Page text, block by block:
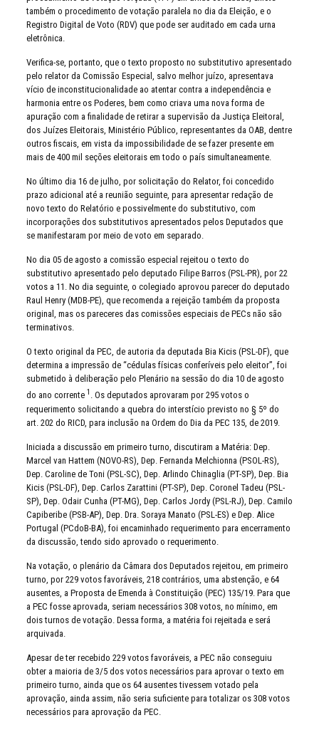
também o procedimento de votação paralela no dia da Eleição, e o
Registro Digital de Voto (RDV) que pode ser auditado em cada urna
eletrônica.
Verifica-se, portanto, que o texto proposto no substitutivo apresentado
pelo relator da Comissão Especial, salvo melhor juízo, apresentava
vício de inconstitucionalidade ao atentar contra a independência e
harmonia entre os Poderes, bem como criava uma nova forma de
apuração com a finalidade de retirar a supervisão da Justiça Eleitoral,
dos Juízes Eleitorais, Ministério Público, representantes da OAB, dentre
outros fiscais, em vista da impossibilidade de se fazer presente em
mais de 400 mil seções eleitorais em todo o país simultaneamente.
No último dia 16 de julho, por solicitação do Relator, foi concedido
prazo adicional até a reunião seguinte, para apresentar redação de
novo texto do Relatório e possivelmente do substitutivo, com
incorporações dos substitutivos apresentados pelos Deputados que
se manifestaram por meio de voto em separado.
No dia 05 de agosto a comissão especial rejeitou o texto do
substitutivo apresentado pelo deputado Filipe Barros (PSL-PR), por 22
votos a 11. No dia seguinte, o colegiado aprovou parecer do deputado
Raul Henry (MDB-PE), que recomenda a rejeição também da proposta
original, mas os pareceres das comissões especiais de PECs não são
terminativos.
O texto original da PEC, de autoria da deputada Bia Kicis (PSL-DF), que
determina a impressão de “cédulas físicas conferíveis pelo eleitor”, foi
submetido à deliberação pelo Plenário na sessão do dia 10 de agosto
do ano corrente 1 . Os deputados aprovaram por 295 votos o
requerimento solicitando a quebra do interstício previsto no § 5º do
art. 202 do RICD, para inclusão na Ordem do Dia da PEC 135, de 2019.
Iniciada a discussão em primeiro turno, discutiram a Matéria: Dep.
Marcel van Hattem (NOVO-RS), Dep. Fernanda Melchionna (PSOL-RS),
Dep. Caroline de Toni (PSL-SC), Dep. Arlindo Chinaglia (PT-SP), Dep. Bia
Kicis (PSL-DF), Dep. Carlos Zarattini (PT-SP), Dep. Coronel Tadeu (PSL-
SP), Dep. Odair Cunha (PT-MG), Dep. Carlos Jordy (PSL-RJ), Dep. Camilo
Capiberibe (PSB-AP), Dep. Dra. Soraya Manato (PSL-ES) e Dep. Alice
Portugal (PCdoB-BA), foi encaminhado requerimento para encerramento
da discussão, tendo sido aprovado o requerimento.
Na votação, o plenário da Câmara dos Deputados rejeitou, em primeiro
turno, por 229 votos favoráveis, 218 contrários, uma abstenção, e 64
ausentes, a Proposta de Emenda à Constituição (PEC) 135/19. Para que
a PEC fosse aprovada, seriam necessários 308 votos, no mínimo, em
dois turnos de votação. Dessa forma, a matéria foi rejeitada e será
arquivada.
Apesar de ter recebido 229 votos favoráveis, a PEC não conseguiu
obter a maioria de 3/5 dos votos necessários para aprovar o texto em
primeiro turno, ainda que os 64 ausentes tivessem votado pela
aprovação, ainda assim, não seria suficiente para totalizar os 308 votos
necessários para aprovação da PEC.